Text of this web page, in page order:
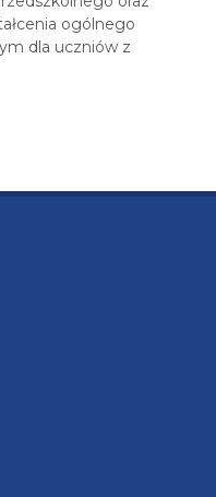
ogólnego
dla uczniów z